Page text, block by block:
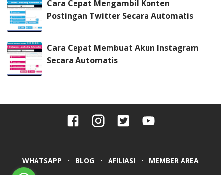
Cara Cepat Mengambil Konten
Postingan Twitter Secara Automatis
Cara Cepat Membuat Akun Instagram
Secara Automatis
WHATSAPP BLOG AFILIASI MEMBER AREA